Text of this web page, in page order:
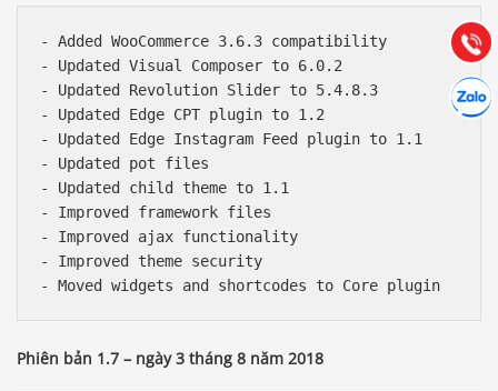
- Added WooCommerce 3.6.3 compatibility
- Updated Visual Composer to 6.0.2
- Updated Revolution Slider to 5.4.8.3
- Updated Edge CPT plugin to 1.2
- Updated Edge Instagram Feed plugin to 1.1
- Updated pot files
- Updated child theme to 1.1
- Improved framework files
- Improved ajax functionality
- Improved theme security
Phiên bản 1.7 – ngày 3 tháng 8 năm 2018
Gọi
(028) 22.166.144
Chát
Tư vấn
Hợp tác